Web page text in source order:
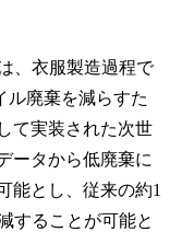
、衣服製造過程で
ル廃棄を減らすた
て実装された次世
ータから低廃棄に
能とし、従来の約1
することが可能と